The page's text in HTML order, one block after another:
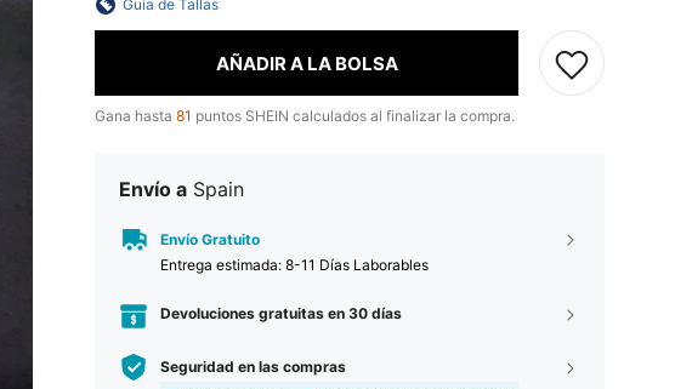
Guía de Tallas
AÑADIR A LA BOLSA
Gana hasta 81 puntos SHEIN calculados al finalizar la compra.
Envío a Spain
Envío Gratuito
Entrega estimada: 8-11 Días Laborables
Devoluciones gratuitas en 30 días
Seguridad en las compras